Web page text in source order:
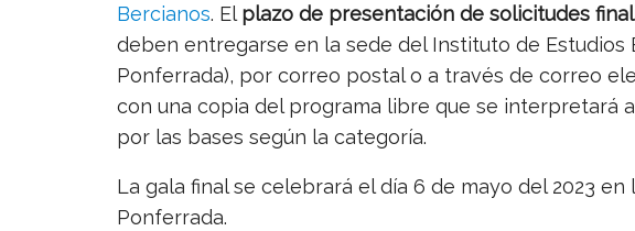
Bercianos. El plazo de presentación de solicitudes
deben entregarse en la sede del Instituto de Estudios
Ponferrada), por correo postal o a través de correo
con una copia del programa libre que se interpretará
por las bases según la categoría.
La gala final se celebrará el día 6 de mayo del 2023 en
Ponferrada.